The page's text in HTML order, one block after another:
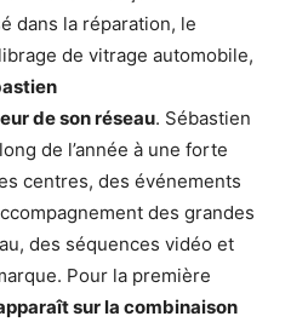
dans la réparation, le
de vitrage automobile,
de son réseau. Sébastien
de l’année à une forte
centres, des événements
des grandes
des séquences vidéo et
Pour la première
sur la combinaison